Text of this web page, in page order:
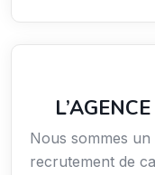
L’AGENCE
Nous sommes
recrutement de